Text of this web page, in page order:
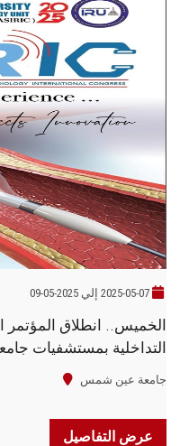
2025-05-07 إلي 2025-05-09
الخميس.. انطلاق المؤتمر
التداخلية بمستشفيات
جامعة عين شمس
عرض التفاصيل